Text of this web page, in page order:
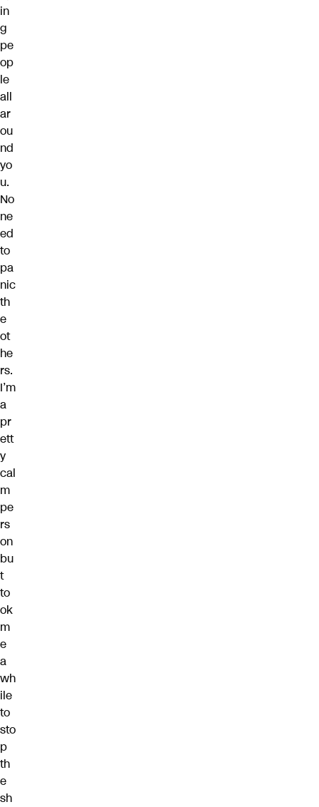
in
g
pe
op
le
all
ar
ou
nd
yo
u.
No
ne
ed
to
pa
nic
th
e
ot
he
rs.
I’m
a
pr
ett
y
cal
m
pe
rs
on
bu
t
to
ok
m
e
a
wh
ile
to
sto
p
th
e
sh